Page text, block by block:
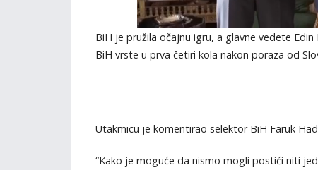
BiH je pružila očajnu igru, a glavne vedete
BiH vrste u prva četiri kola nakon poraza od
Utakmicu je komentirao selektor BiH Faruk
“Kako je moguće da nismo mogli postići niti